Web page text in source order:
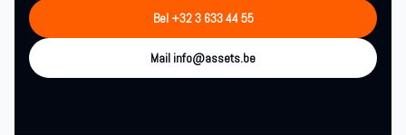
Bel +32 3 633 44 55
Mail info@assets.be